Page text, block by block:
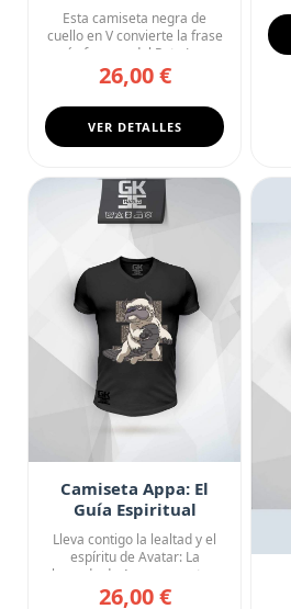
Esta camiseta negra de
cuello en V convierte la frase
más famosa del Pato Luc...
26,00 €
VER DETALLES
Camiseta Appa: El
Guía Espiritual
Lleva contigo la lealtad y el
espíritu de Avatar: La
leyenda de Aang con esta...
26,00 €